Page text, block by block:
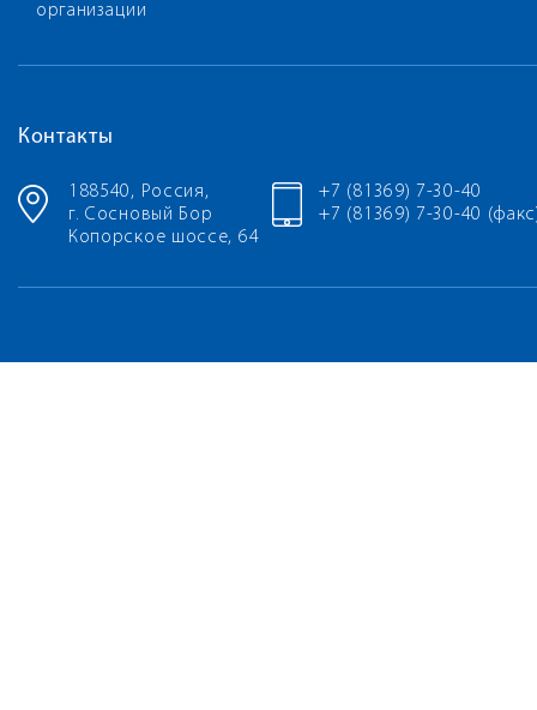
организации
Контакты
188540, Россия,
г. Сосновый Бор
Копорское шоссе, 64
+7 (81369) 7-30-40
+7 (81369) 7-30-40